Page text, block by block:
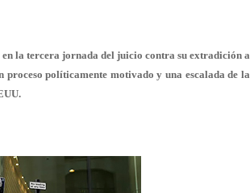
la tercera jornada del juicio contra su extradición a
proceso políticamente motivado y una escalada de la